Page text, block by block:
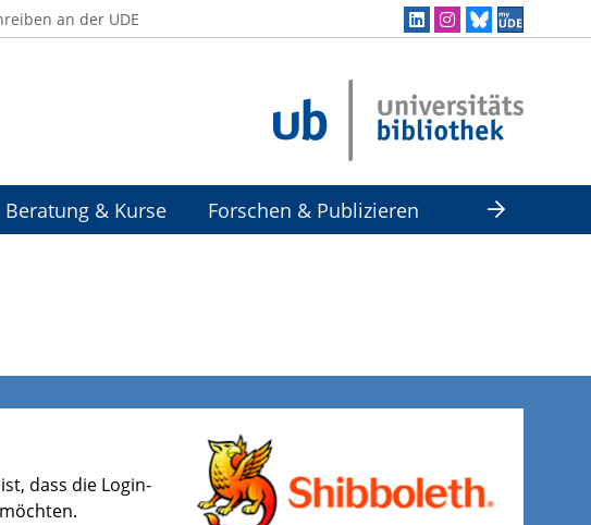
an der UDE
Beratung & Kurse
Forschen & Publizieren
dass die Login-